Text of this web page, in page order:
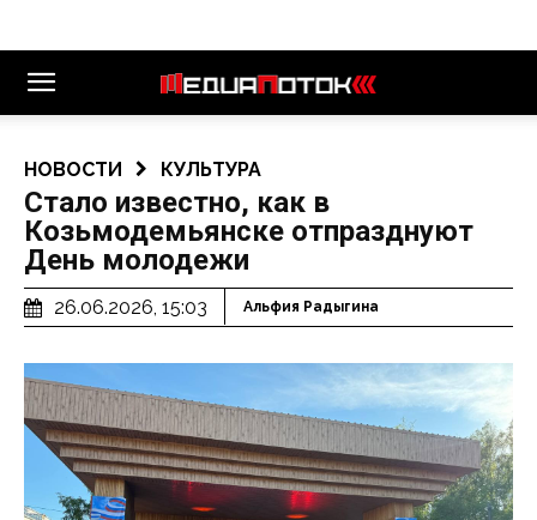
НОВОСТИ КУЛЬТУРА
Стало известно, как в
Козьмодемьянске отпразднуют
День молодежи
26.06.2026, 15:03 Альфия Радыгина